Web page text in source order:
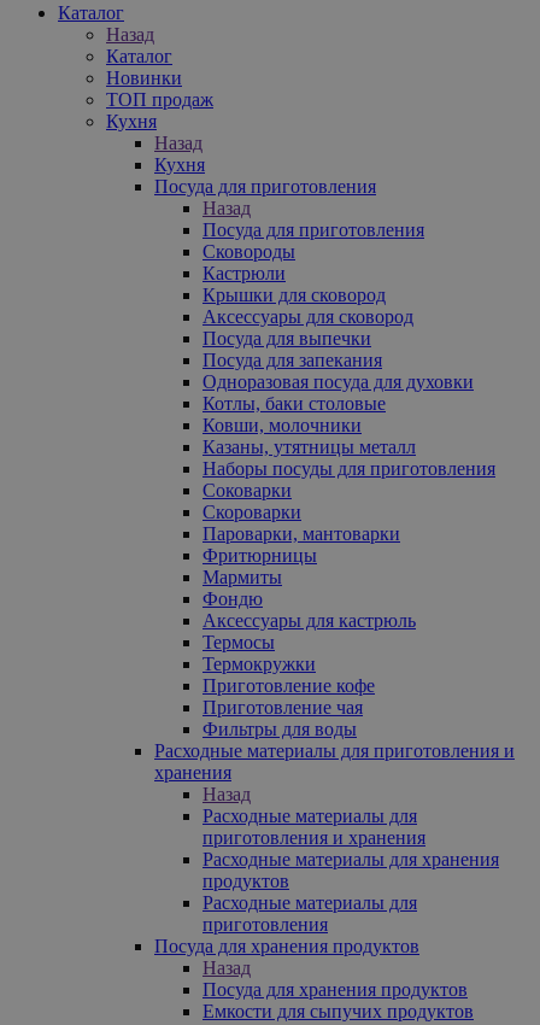
Каталог
Назад
Каталог
Новинки
ТОП продаж
Кухня
Назад
Кухня
Посуда для приготовления
Назад
Посуда для приготовления
Сковороды
Кастрюли
Крышки для сковород
Аксессуары для сковород
Посуда для выпечки
Посуда для запекания
Одноразовая посуда для духовки
Котлы, баки столовые
Ковши, молочники
Казаны, утятницы металл
Наборы посуды для приготовления
Соковарки
Скороварки
Пароварки, мантоварки
Фритюрницы
Мармиты
Фондю
Аксессуары для кастрюль
Термосы
Термокружки
Приготовление кофе
Приготовление чая
Фильтры для воды
Расходные материалы для приготовления и
хранения
Назад
Расходные материалы для
приготовления и хранения
Расходные материалы для хранения
продуктов
Расходные материалы для
приготовления
Посуда для хранения продуктов
Назад
Посуда для хранения продуктов
Емкости для сыпучих продуктов